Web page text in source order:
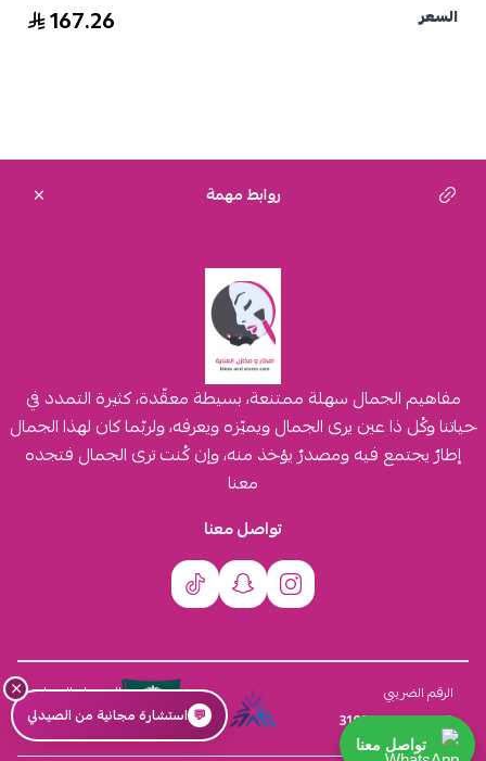
السعر 167.26
روابط مهمة
مفاهيم الجمال سهلة ممتنعة، بسيطة معقّدة، كثيرة التمدد في
حياتنا وكُل ذا عين يرى الجمال ويميّزه ويعرفه، ولربّما كان لهذا الجمال
إطارٌ يجتمع فيه ومصدرٌ يؤخذ منه، وإن كُنت ترى الجمال فتجده
معنا
تواصل معنا
الرقم الضريبي
310555259800003
السجل التجاري
4030431116
×
💬 استشارة مجانية من الصيدلي
تواصل معنا